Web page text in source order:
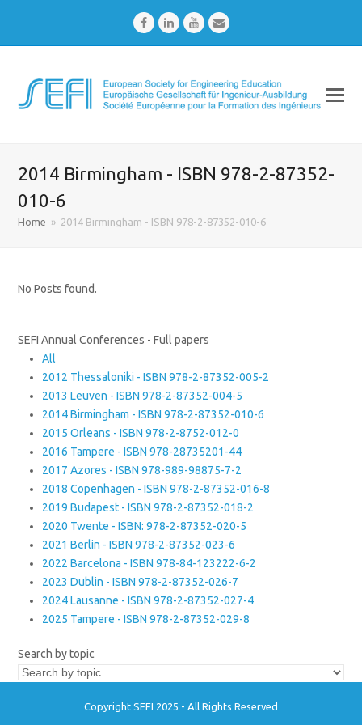
FacebookLinkedInYoutubeEmail
2014 Birmingham - ISBN 978-2-87352-
010-6
Home » 2014 Birmingham - ISBN 978-2-87352-010-6
No Posts found.
SEFI Annual Conferences - Full papers
All
2012 Thessaloniki - ISBN 978-2-87352-005-2
2013 Leuven - ISBN 978-2-87352-004-5
2014 Birmingham - ISBN 978-2-87352-010-6
2015 Orleans - ISBN 978-2-8752-012-0
2016 Tampere - ISBN 978-28735201-44
2017 Azores - ISBN 978-989-98875-7-2
2018 Copenhagen - ISBN 978-2-87352-016-8
2019 Budapest - ISBN 978-2-87352-018-2
2020 Twente - ISBN: 978-2-87352-020-5
2021 Berlin - ISBN 978-2-87352-023-6
2022 Barcelona - ISBN 978-84-123222-6-2
2023 Dublin - ISBN 978-2-87352-026-7
2024 Lausanne - ISBN 978-2-87352-027-4
2025 Tampere - ISBN 978-2-87352-029-8
Search by topic
Copyright SEFI 2025 - All Rights Reserved